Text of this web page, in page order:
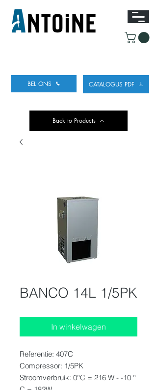
BEL ONS CATALOGUS PDF
Back to Products
BANCO 14L 1/5PK
In winkelwagen
Referentie: 407C
Compressor: 1/5PK
Stroomverbruik: 0°C = 216 W - -10 °